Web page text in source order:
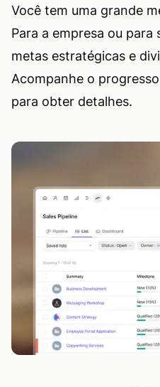
Você tem uma grande
Para a empresa ou para
metas estratégicas e
Acompanhe o
para obter detalhes.